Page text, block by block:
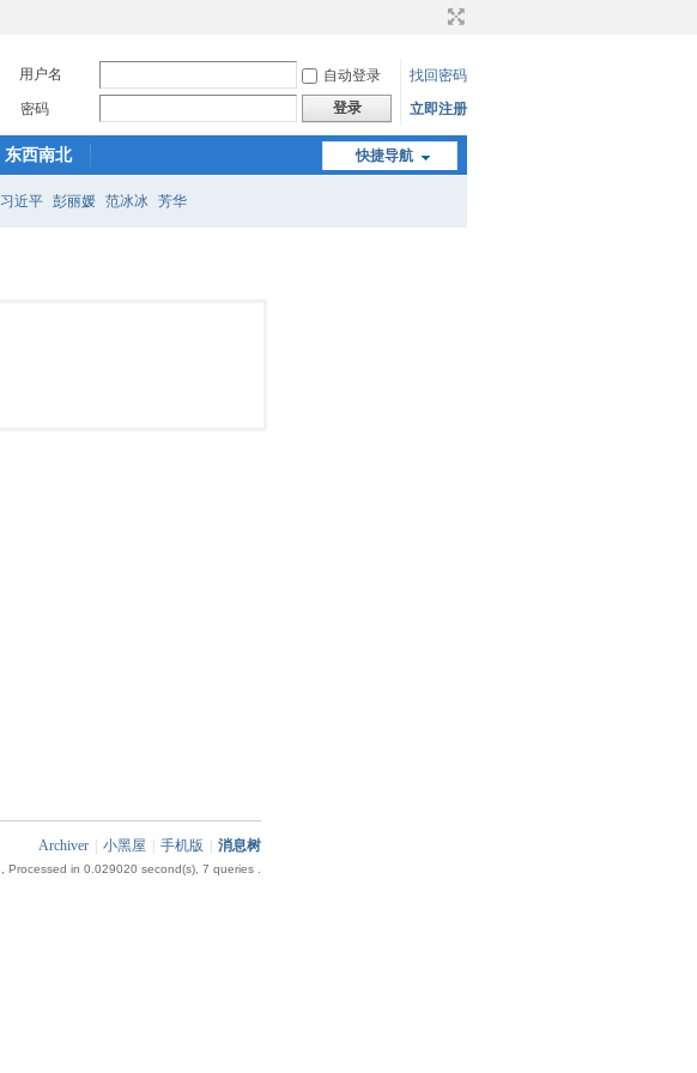
用户名 自动登录
找回密码
密码
登录 立即注册
快捷导航
东西南北
习近平 彭丽媛 范冰冰 芳华
Archiver 小黑屋 手机版 消息树
, Processed in 0.029020 second(s), 7 queries .